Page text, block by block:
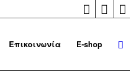
Επικοινωνία E-shop